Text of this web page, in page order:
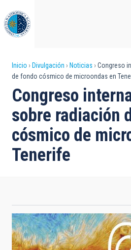
al
contenido
principal
Sobrescribir
enlaces
de
ayuda
a
la
Inicio Divulgación Noticias
Congreso
de fondo cósmico de microondas en
Congreso
sobre radiación
cósmico de
Tenerife